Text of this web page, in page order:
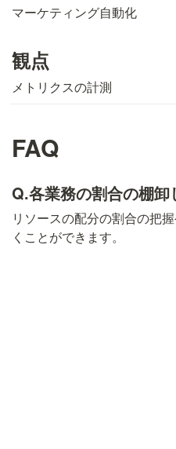
マーケティング自動化
観点
メトリクスの計測
FAQ
Q.各業務の割合の棚
リソースの配分の割合の把
くことができます。